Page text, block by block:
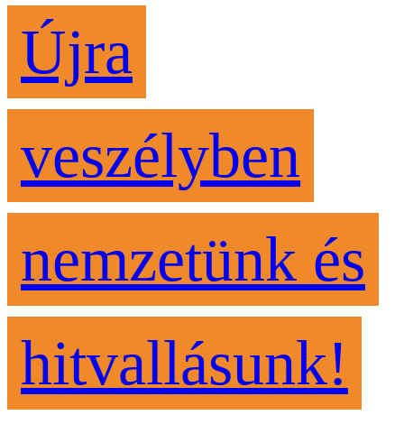
Újra
veszélyben
nemzetünk és
hitvallásunk!